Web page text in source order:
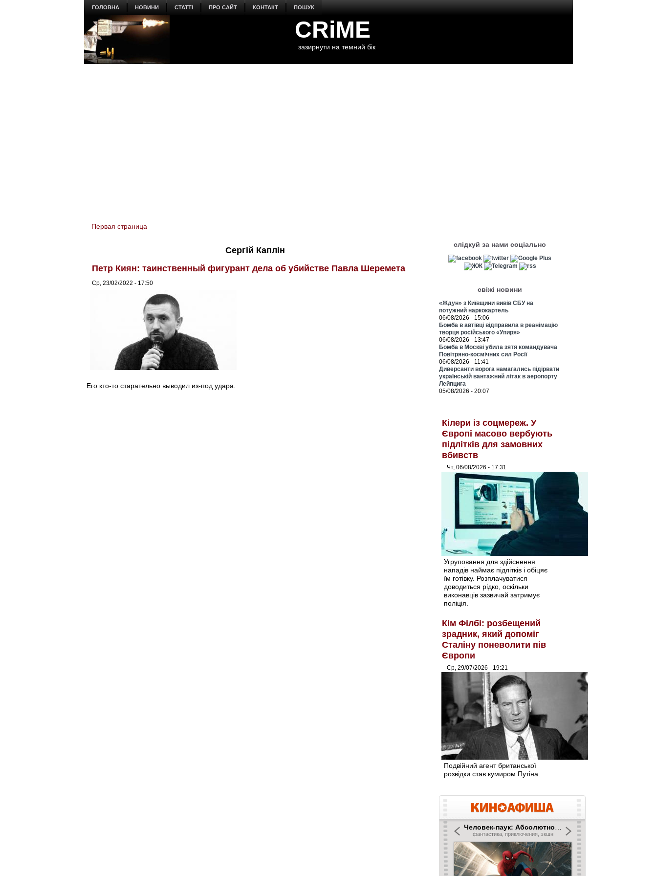
ГОЛОВНА НОВИНИ СТАТТІ ПРО САЙТ КОНТАКТ ПОШУК
CRiME
зазирнути на темний бік
You are here
Первая страница
Сергій Каплін
Петр Киян: таинственный фигурант дела об убийстве Павла Шеремета
Ср, 23/02/2022 - 17:50
Его кто-то старательно выводил из-под удара.
слідкуй за нами соціально
свіжі новини
«Ждун» з Київщини вивів СБУ на
потужний наркокартель
06/08/2026 - 15:06
Бомба в автівці відправила в реанімацію
творця російського «Упиря»
06/08/2026 - 13:47
Бомба в Москві убила зятя командувача
Повітряно-космічних сил Росії
06/08/2026 - 11:41
Диверсанти ворога намагались підірвати
українській вантажний літак в аеропорту
Лейпцига
05/08/2026 - 20:07
Кілери із соцмереж. У
Європі масово вербують
підлітків для замовних
вбивств
Чт, 06/08/2026 - 17:31
Угруповання для здійснення
нападів наймає підлітків і обіцяє
їм готівку. Розплачуватися
доводиться рідко, оскільки
виконавців зазвичай затримує
поліція.
Кім Філбі: розбещений
зрадник, який допоміг
Сталіну поневолити пів
Європи
Ср, 29/07/2026 - 19:21
Подвійний агент британської
розвідки став кумиром Путіна.